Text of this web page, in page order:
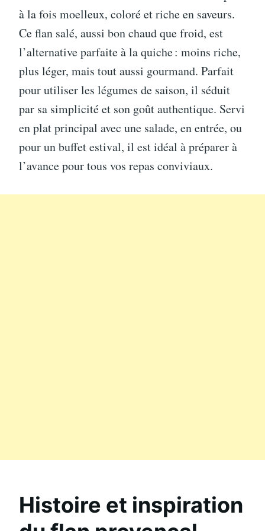
à la fois moelleux, coloré et riche en saveurs.
Ce flan salé, aussi bon chaud que froid, est
l’alternative parfaite à la quiche : moins riche,
plus léger, mais tout aussi gourmand. Parfait
pour utiliser les légumes de saison, il séduit
par sa simplicité et son goût authentique. Servi
en plat principal avec une salade, en entrée, ou
pour un buffet estival, il est idéal à préparer à
l’avance pour tous vos repas conviviaux.
Histoire et inspiration